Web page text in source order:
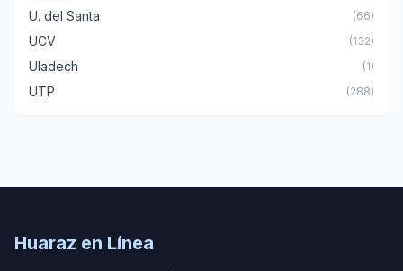
U. del Santa (66)
UCV (132)
Uladech (1)
UTP (288)
Huaraz en Línea